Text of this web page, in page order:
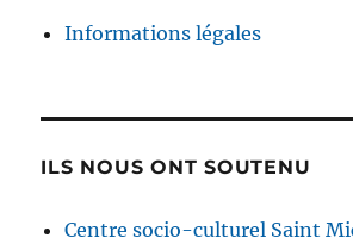
Informations légales
ILS NOUS ONT SOUTENU
Centre socio-culturel Saint